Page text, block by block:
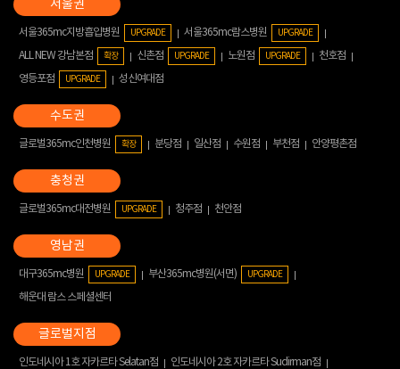
서울365mc지방흡입병원 UPGRADE 서울365mc람스병원 UPGRADE
ALL NEW 강남본점 확장 신촌점 UPGRADE 노원점 UPGRADE
천호점
영등포점
UPGRADE 성신여대점
글로벌365mc인천병원 확장 분당점 일산점 수원점 부천점 안양평촌점
글로벌365mc대전병원 UPGRADE 청주점 천안점
대구365mc병원 UPGRADE 부산365mc병원(서면) UPGRADE
해운대 람스 스페셜센터
인도네시아 1호 자카르타 Selatan점
인도네시아 2호 자카르타 Sudirman점